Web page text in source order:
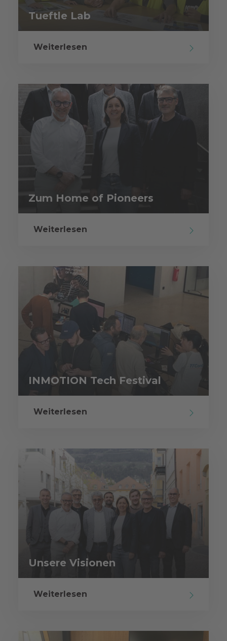
Tueftle Lab
Weiterlesen
Zum Home of Pioneers
Weiterlesen
INMOTION Tech Festival
Weiterlesen
Unsere Visionen
Weiterlesen